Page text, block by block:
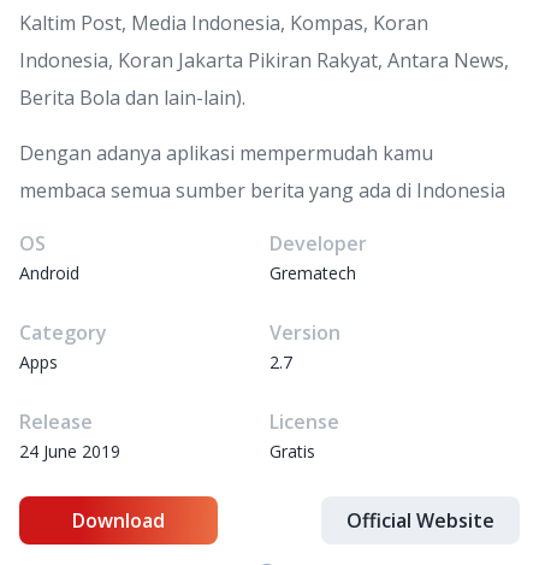
Kaltim Post, Media Indonesia, Kompas, Koran
Indonesia, Koran Jakarta Pikiran Rakyat, Antara News,
Berita Bola dan lain-lain).
Dengan adanya aplikasi mempermudah kamu
membaca semua sumber berita yang ada di Indonesia
OS
Android
Developer
Grematech
Category
Apps
Version
2.7
Release
24 June 2019
License
Gratis
Download Official Website